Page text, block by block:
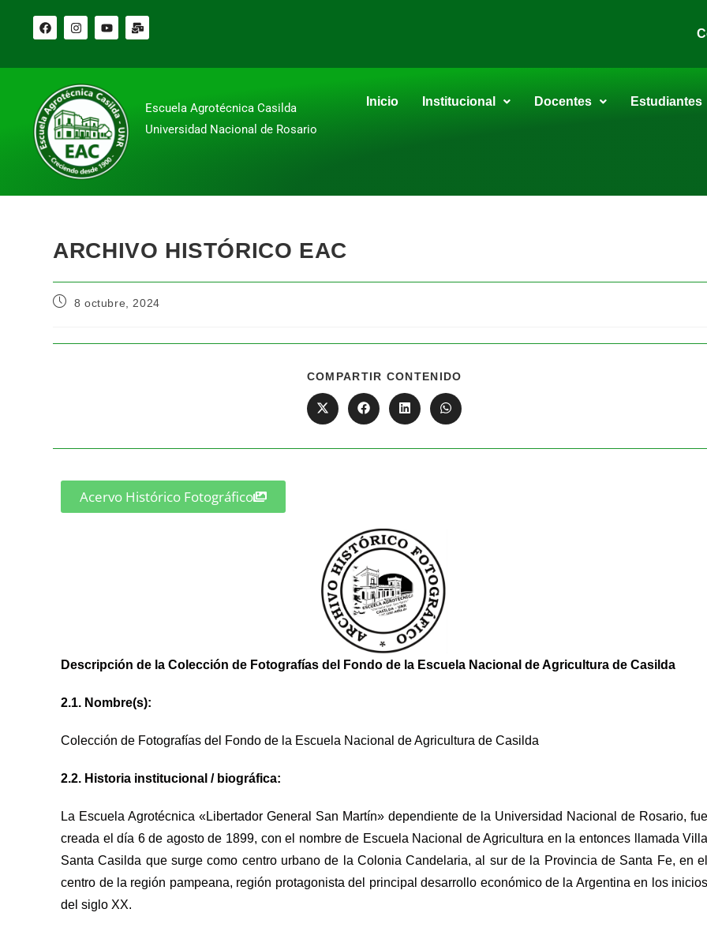
Escuela Agrotécnica Casilda
Universidad Nacional de Rosario
Inicio Institucional Docentes Estudiantes
ARCHIVO HISTÓRICO EAC
8 octubre, 2024
COMPARTIR CONTENIDO
Acervo Histórico Fotográfico
Descripción de la Colección de Fotografías del Fondo de la Escuela Nacional de Agricultura de Casilda
2.1. Nombre(s):
Colección de Fotografías del Fondo de la Escuela Nacional de Agricultura de Casilda
2.2. Historia institucional / biográfica:
La Escuela Agrotécnica «Libertador General San Martín» dependiente de la Universidad Nacional de Rosario, fue
creada el día 6 de agosto de 1899, con el nombre de Escuela Nacional de Agricultura en la entonces llamada Villa
Santa Casilda que surge como centro urbano de la Colonia Candelaria, al sur de la Provincia de Santa Fe, en el
centro de la región pampeana, región protagonista del principal desarrollo económico de la Argentina en los inicios
del siglo XX.